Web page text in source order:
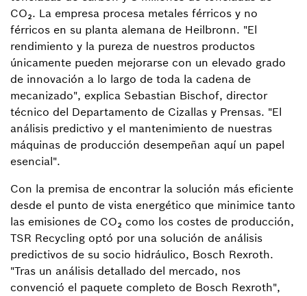
CO₂. La empresa procesa metales férricos y no
férricos en su planta alemana de Heilbronn. "El
rendimiento y la pureza de nuestros productos
únicamente pueden mejorarse con un elevado grado
de innovación a lo largo de toda la cadena de
mecanizado", explica Sebastian Bischof, director
técnico del Departamento de Cizallas y Prensas. "El
análisis predictivo y el mantenimiento de nuestras
máquinas de producción desempeñan aquí un papel
esencial".
Con la premisa de encontrar la solución más eficiente
desde el punto de vista energético que minimice tanto
las emisiones de CO₂ como los costes de producción,
TSR Recycling optó por una solución de análisis
predictivos de su socio hidráulico, Bosch Rexroth.
"Tras un análisis detallado del mercado, nos
convenció el paquete completo de Bosch Rexroth",